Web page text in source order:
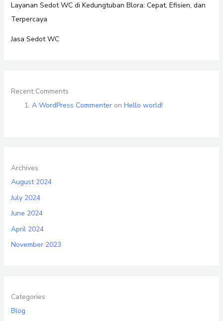
Layanan Sedot WC di Kedungtuban Blora: Cepat, Efisien, dan
Terpercaya
Jasa Sedot WC
Recent Comments
A WordPress Commenteron Hello world!
Archives
August 2024
July 2024
June 2024
April 2024
November 2023
Categories
Blog